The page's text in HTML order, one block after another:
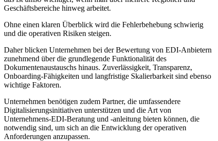
Geschäftsbereiche hinweg arbeitet.
Ohne einen klaren Überblick wird die Fehlerbehebung schwierig
und die operativen Risiken steigen.
Daher blicken Unternehmen bei der Bewertung von EDI-Anbietern
zunehmend über die grundlegende Funktionalität des
Dokumentenaustauschs hinaus. Zuverlässigkeit, Transparenz,
Onboarding-Fähigkeiten und langfristige Skalierbarkeit sind ebenso
wichtige Faktoren.
Unternehmen benötigen zudem Partner, die umfassendere
Digitalisierungsinitiativen unterstützen und die Art von
Unternehmens-EDI-Beratung und -anleitung bieten können, die
notwendig sind, um sich an die Entwicklung der operativen
Anforderungen anzupassen.